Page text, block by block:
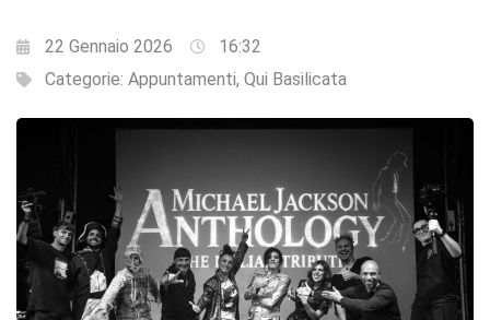
22 Gennaio 2026
16:32
Categorie: Appuntamenti, Qui Basilicata